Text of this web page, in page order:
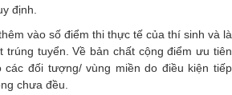
định.
vào số điểm thi thực tế của thí sinh và là
tuyển. Về bản chất cộng điểm ưu tiên
các đối tượng/ vùng miền do điều kiện tiếp
chưa đều.